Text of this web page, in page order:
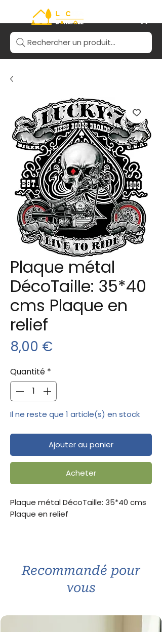
Rechercher un produit...
Plaque métal
DécoTaille: 35*40
cms Plaque en
relief
8,00 €
Quantité *
Il ne reste que 1 article(s) en stock
Ajouter au panier
Acheter
Plaque métal DécoTaille: 35*40 cms
Plaque en relief
Recommandé pour
vous